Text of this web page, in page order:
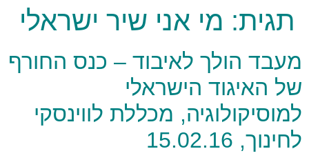
תגית: מי אני שיר ישראלי
מעבד הולך לאיבוד – כנס החורף
של האיגוד הישראלי
למוסיקולוגיה, מכללת לווינסקי
לחינוך, 15.02.16